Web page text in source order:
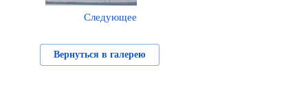
Следующее
Вернуться в галерею